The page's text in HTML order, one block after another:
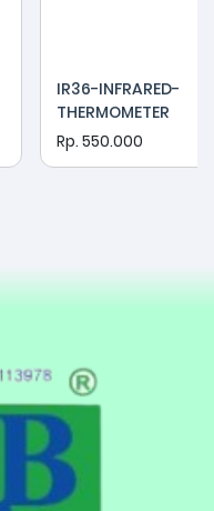
IR36-INFRARED-
THERMOMETER
Rp. 550.000